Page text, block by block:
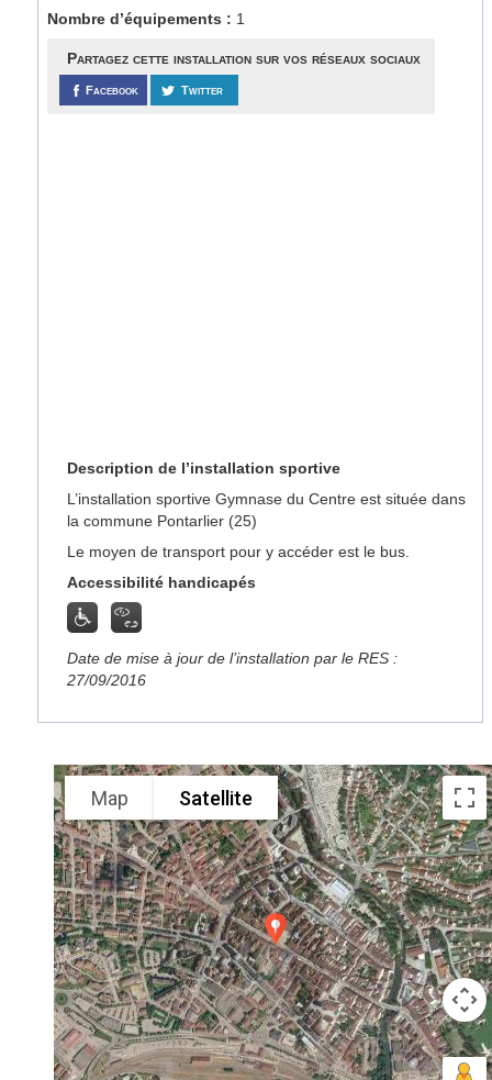
Nombre d’équipements : 1
Partagez cette installation sur vos réseaux sociaux
Facebook Twitter
Description de l’installation sportive
L’installation sportive Gymnase du Centre est située dans
la commune Pontarlier (25)
Le moyen de transport pour y accéder est le bus.
Accessibilité handicapés
Date de mise à jour de l’installation par le RES :
27/09/2016
Map Satellite